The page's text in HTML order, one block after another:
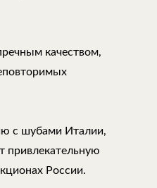
качеством,
с шубами Италии,
привлекательную
России.